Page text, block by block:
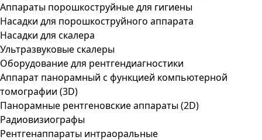
Аппараты порошкоструйные для гигиены
Насадки для порошкоструйного аппарата
Насадки для скалера
Ультразвуковые скалеры
Оборудование для рентгендиагностики
Аппарат панорамный с функцией компьютерной
томографии (3D)
Панорамные рентгеновские аппараты (2D)
Радиовизиографы
Рентгенаппараты интраоральные